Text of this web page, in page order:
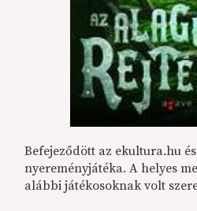
Befejeződött az ekultura.hu
nyereményjátéka. A helyes
alábbi játékosoknak volt